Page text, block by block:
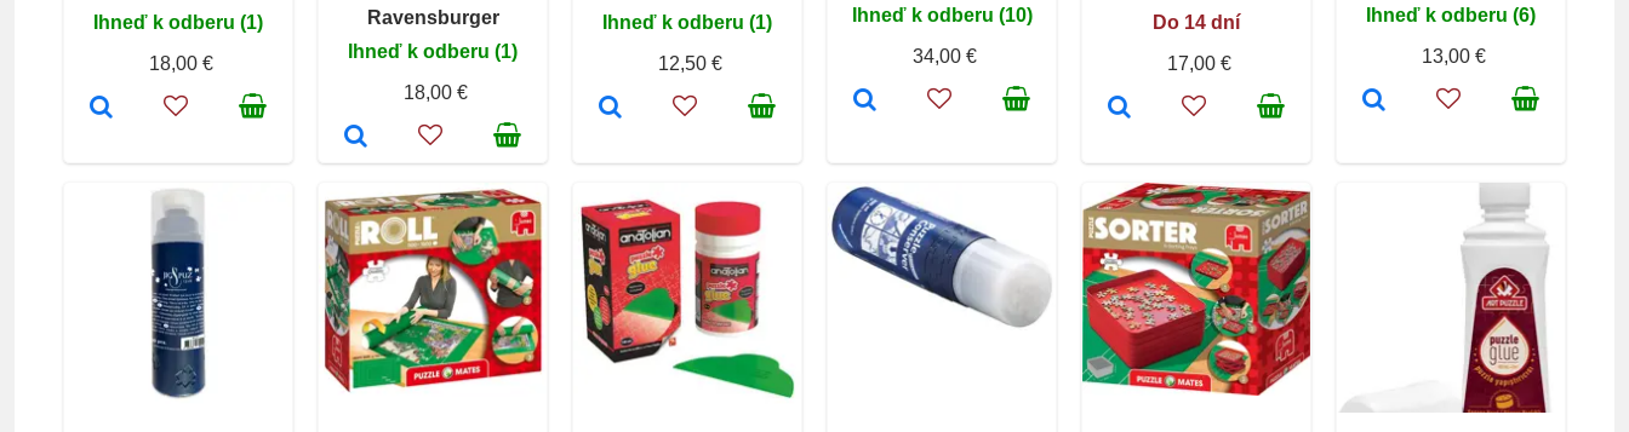
Ihneď k odberu (1)
18,00 €
Ravensburger
Ihneď k odberu (1)
18,00 €
Ihneď k odberu (1)
12,50 €
Ihneď k odberu (10)
34,00 €
Do 14 dní
17,00 €
Ihneď k odberu (6)
13,00 €